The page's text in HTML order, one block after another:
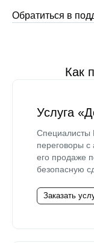
Обратиться в
Как
Услуга
Специалисты
переговоры
его продаже
безопасную
Заказать